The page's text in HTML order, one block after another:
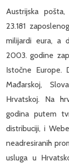
Austrijska
23.181
milijardi eura, a
2003. godine
Istočne Europe.
Mađarskoj,
Hrvatskoj. Na
godina putem
distribuciji, i
neadresiranih
usluga u